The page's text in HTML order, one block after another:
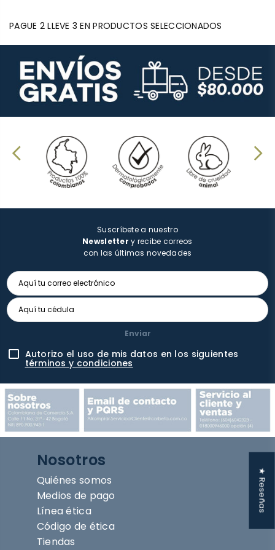
PAGUE 2 LLEVE 3 EN PRODUCTOS SELECCIONADOS
Suscríbete a nuestro
Newsletter y recibe correos
con las últimas novedades
Enviar
Autorizo el uso de mis datos en los siguientes
términos y condiciones
Nosotros
Quiénes somos
Medios de pago
Línea ética
Código de ética
Tiendas
★ Reseñas